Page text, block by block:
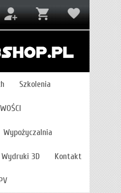
Szkolenia
Wypożyczalnia
Wydruki 3D Kontakt